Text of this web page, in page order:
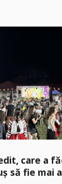
care a
să fie mai